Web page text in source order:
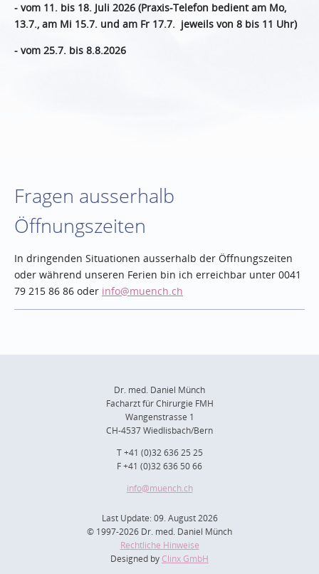
- vom 11. bis 18. Juli 2026 (Praxis-Telefon bedient am Mo,
13.7., am Mi 15.7. und am Fr 17.7. jeweils von 8 bis 11 Uhr)
- vom 25.7. bis 8.8.2026
Fragen ausserhalb
Öffnungszeiten
In dringenden Situationen ausserhalb der Öffnungszeiten
oder während unseren Ferien bin ich erreichbar unter 0041
79 215 86 86 oder info@muench.ch
Dr. med. Daniel Münch
Facharzt für Chirurgie FMH
Wangenstrasse 1
CH-4537 Wiedlisbach/Bern
T +41 (0)32 636 25 25
F +41 (0)32 636 50 66
info@muench.ch
Last Update: 09. August 2026
© 1997-2026 Dr. med. Daniel Münch
Rechtliche Hinweise
Designed by Clinx GmbH